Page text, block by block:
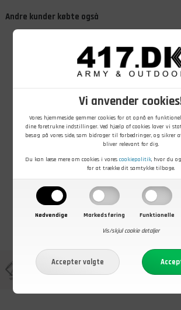
Vi anvender
Vores hjemmeside gemmer cookies for at opnå en
dine foretrukne indstillinger. Ved hjælp af cookies laver vi
besøg på vores side, som bidrager til forbedringer, og sikrer
bliver relevant for dig.
Du kan læse mere om cookies i vores cookiepolitik, hvor du
for at trække dit samtykke tilbage.
Nødvendige Markedsføring Funktionelle
Vis/skjul cookie detaljer
Andre kunder købte også
15,00 DKK
Vandtæt
Beholder Til
På lager - Køb nu
169,00 DKK
Herbertz
pejlekompas
med gul bund
På lager - Køb nu